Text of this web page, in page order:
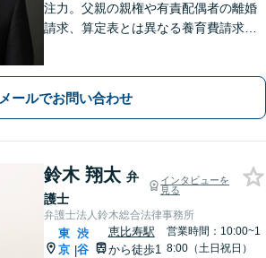
注力。父親の親権や有責配偶者の離婚
請求、算定表とは異なる養育費請求な
方にも対応。最後まで粘り強くサポー
メールでお問い合わせ
鈴木 翔太 弁
護士
インタビューを
見る
弁護士法人鈴木総合法律事務所
東
京 |
渋
谷
恵比寿駅
から徒歩1
営業時間：10:00~1
8:00（土日祝日）